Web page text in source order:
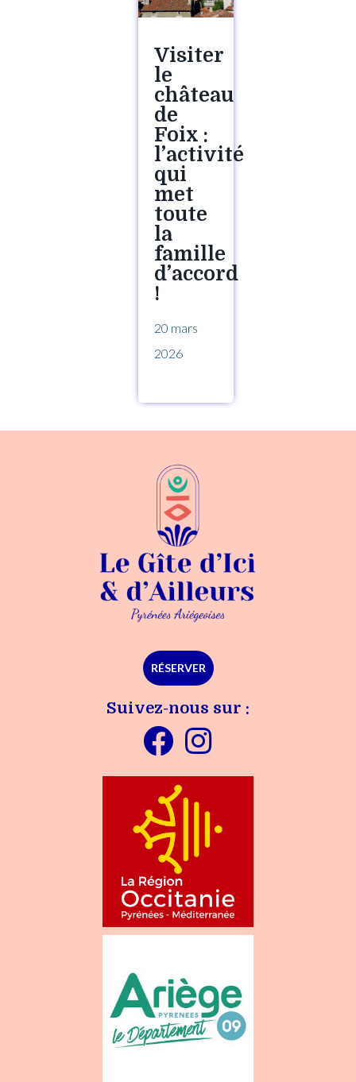
Visiter
le
château
de
Foix :
l’activité
qui
met
toute
la
famille
d’accord
!
20 mars
2026
RÉSERVER
Suivez-nous sur :